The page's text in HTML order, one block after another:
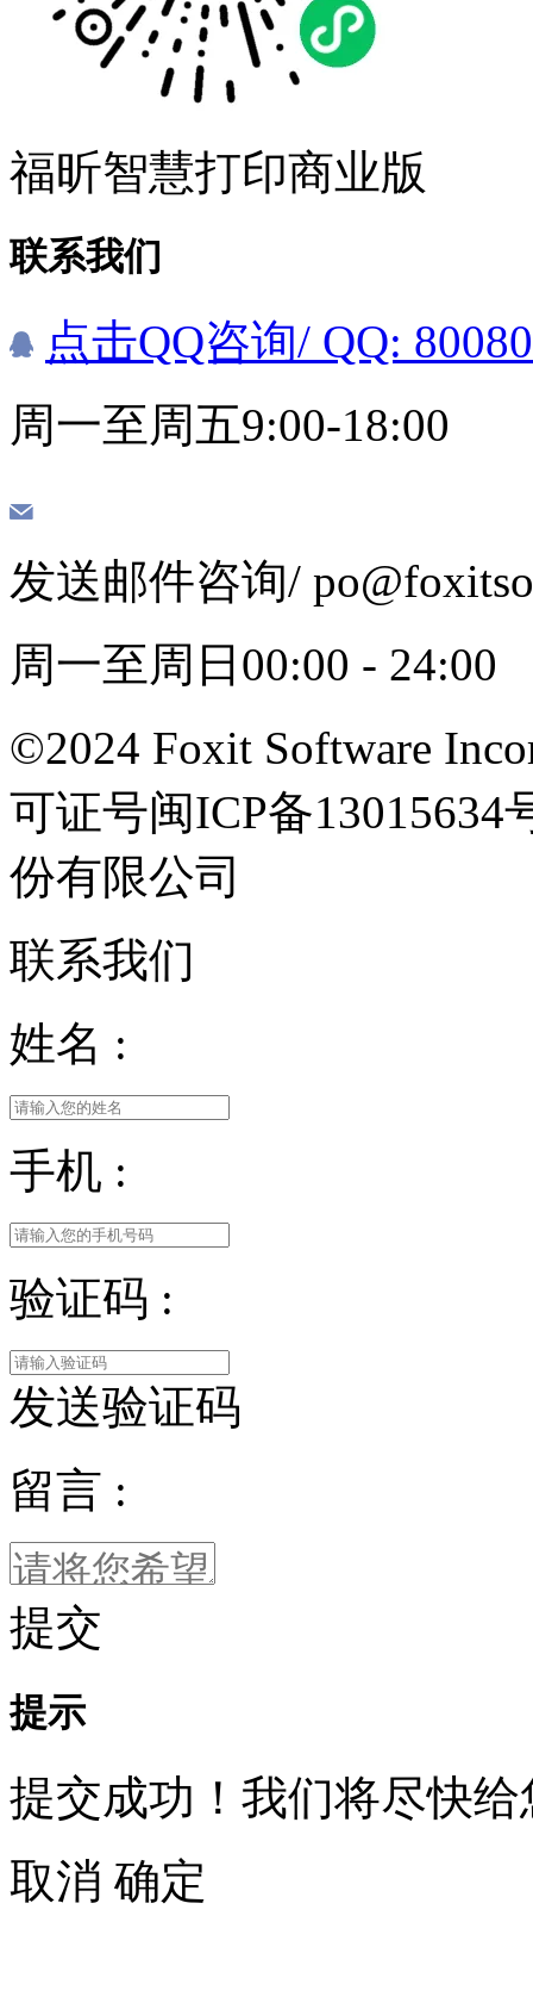
福昕智慧打印商业版
联系我们
点击QQ咨询/ QQ:
周一至周五9:00-18:00
发送邮件咨询/
周一至周日00:00 - 24:00
©2024 Foxit Software
可证号闽ICP备
份有限公司
联系我们
姓名 :
手机 :
验证码 :
发送验证码
留言 :
提交
提示
提交成功！我们将尽快
取消 确定